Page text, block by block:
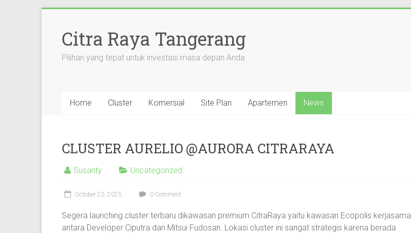
Citra Raya Tangerang
Pilihan yang tepat untuk investasi masa depan Anda
Home Cluster Komersial Site Plan Apartemen News
CLUSTER AURELIO @AURORA CITRARAYA
Susanty Uncategorized
October 23, 2025 0 Comment
Segera launching cluster terbaru dikawasan premium CitraRaya yaitu kawasan Ecopolis kerjasama
antara Developer Ciputra dan Mitsui Fudosan. Lokasi cluster ini sangat strategis karena berada